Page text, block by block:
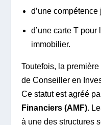
d’une
d’une carte T
immobilier.
Toutefois, la
de Conseiller en
Ce statut est agréé
Financiers (AMF).
à une des structures